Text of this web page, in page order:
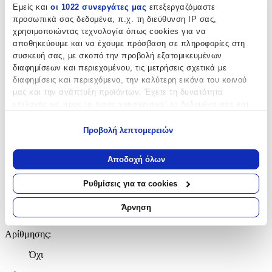
Εμείς και οι 1022 συνεργάτες μας επεξεργαζόμαστε
προσωπικά σας δεδομένα, π.χ. τη διεύθυνση IP σας,
χρησιμοποιώντας τεχνολογία όπως cookies για να
αποθηκεύουμε και να έχουμε πρόσβαση σε πληροφορίες στη
συσκευή σας, με σκοπό την προβολή εξατομικευμένων
διαφημίσεων και περιεχομένου, τις μετρήσεις σχετικά με
διαφημίσεις και περιεχόμενο, την καλύτερη εικόνα του κοινού
μας και την ανάπτυξη προϊόντων. Έχετε τη δυνατότητα
Να συλλέξουμε πληροφορίες σχετικά με τη γεωγραφική
σας τοποθεσία, οι οποίες μπορεί να είναι ακριβείς σε
απόσταση μερικών μέτρων
Να αναγνωρίσουμε τη συσκευή σας σαρώνοντας ενεργά
για συγκεκριμένα χαρακτηριστικά (δακτυλικό αποτύπωμα)
Μάθετε περισσότερα σχετικά με τον τρόπο επεξεργασίας των
προσωπικών σας δεδομένων και καθορίστε τις προτιμήσεις σας
στην ενότητα “Λεπτομέρειες”
ανακαλέσετε τη συγκατάθεσή σας ανά πάσα στιγμή από τη
Προβολή λεπτομερειών
Αποδοχή όλων
Ρυθμίσεις για τα cookies
Άρνηση
Κατασκευαστής:
Goki
Eco:
Ναι
Ηλικία:
Bristles:
Όχι
Εκπαιδευτικά:
Αρίθμησης:
Όχι